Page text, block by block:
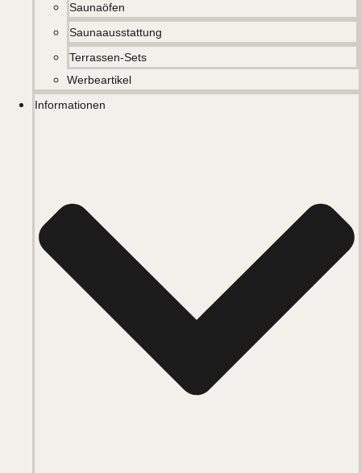
Saunaöfen
Saunaausstattung
Terrassen-Sets
Werbeartikel
Informationen